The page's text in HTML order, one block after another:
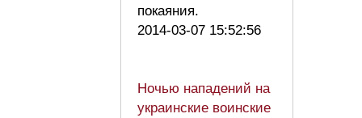
покаяния.
2014-03-07 15:52:56
Ночью нападений на
украинские воинские